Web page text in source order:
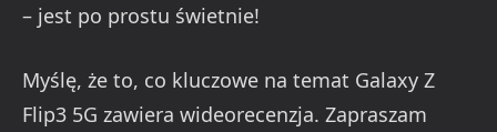
– jest po prostu świetnie!
Myślę, że to, co kluczowe na temat Galaxy Z
Flip3 5G zawiera wideorecenzja. Zapraszam